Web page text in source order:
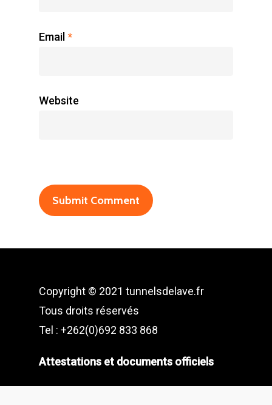
Email *
Website
Copyright © 2021 tunnelsdelave.fr
Tous droits réservés
Tel : +262(0)692 833 868
Attestations et documents officiels